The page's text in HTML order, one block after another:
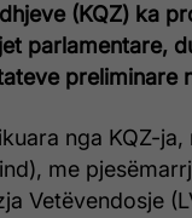
(KQZ) ka
parlamentare,
preliminare
nga KQZ-
me
Vetëvendosje